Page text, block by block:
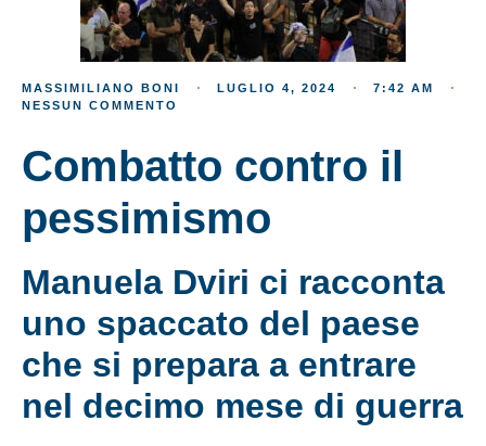
MASSIMILIANO BONI LUGLIO 4, 2024
7:42 AM
NESSUN COMMENTO
Combatto contro il
pessimismo
Manuela Dviri ci racconta
uno spaccato del paese
che si prepara a entrare
nel decimo mese di guerra